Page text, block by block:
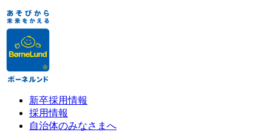
新卒採用情報
採用情報
自治体のみなさまへ